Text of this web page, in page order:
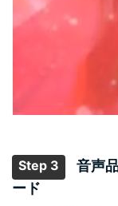
Step 3
音声
ード